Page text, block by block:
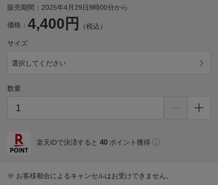
販売期間：2025年4月29日9時00分から
価格： 4,400円 （税込）
サイズ
選択してください
数量
楽天IDで決済すると 40 ポイント獲得
※ お客様都合によるキャンセルはお受けできません。